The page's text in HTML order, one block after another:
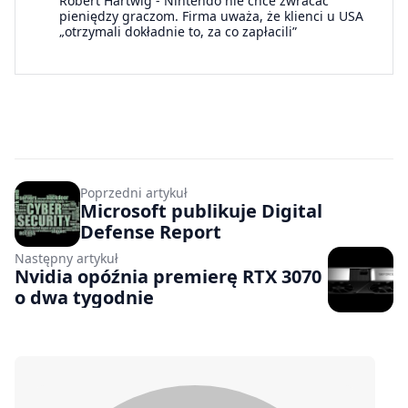
pieniędzy graczom. Firma uważa, że klienci u USA
„otrzymali dokładnie to, za co zapłacili”
Poprzedni artykuł
Microsoft publikuje Digital
Defense Report
Następny artykuł
Nvidia opóźnia premierę RTX 3070
o dwa tygodnie